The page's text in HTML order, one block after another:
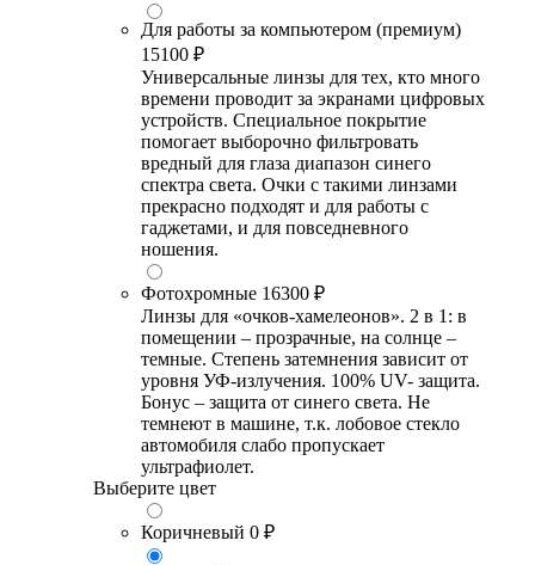
Для работы за компьютером (премиум)
15100 ₽
Универсальные линзы для тех, кто много
времени проводит за экранами цифровых
устройств. Специальное покрытие
помогает выборочно фильтровать
вредный для глаза диапазон синего
спектра света. Очки с такими линзами
прекрасно подходят и для работы с
гаджетами, и для повседневного
ношения.
Фотохромные 16300 ₽
Линзы для «очков-хамелеонов». 2 в 1: в
помещении – прозрачные, на солнце –
темные. Степень затемнения зависит от
уровня УФ-излучения. 100% UV- защита.
Бонус – защита от синего света. Не
темнеют в машине, т.к. лобовое стекло
автомобиля слабо пропускает
ультрафиолет.
Выберите цвет
Коричневый 0 ₽